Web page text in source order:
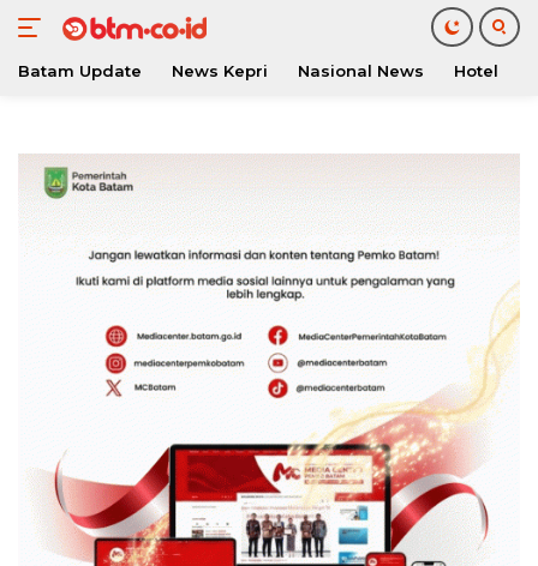
konten
Batam Update News Kepri Nasional News Hotel